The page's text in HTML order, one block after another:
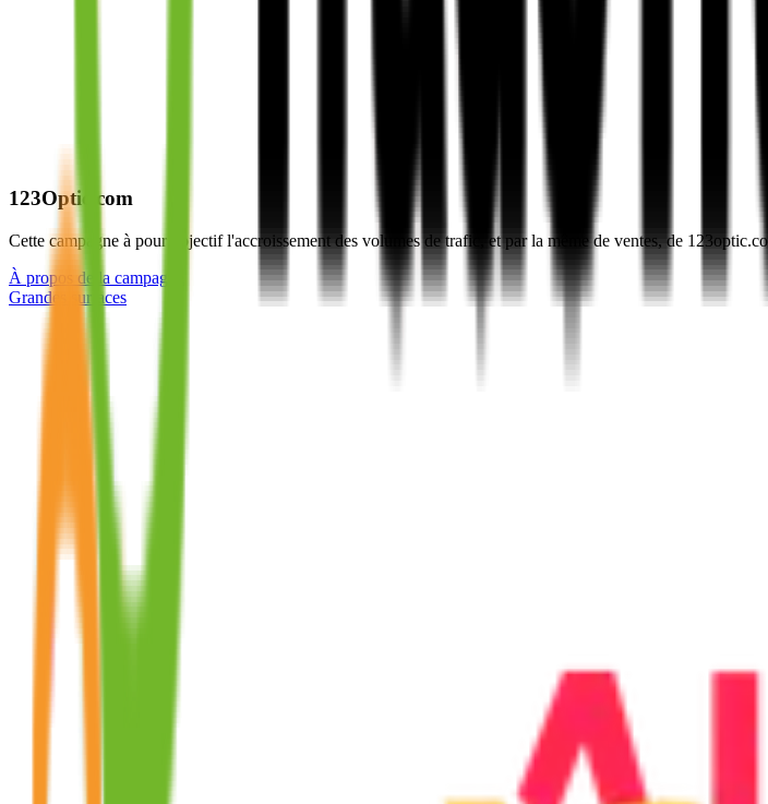
123Optic.com
Cette campagne à pour objectif l'accroissement des volumes de trafic, et par la même de ventes, de
À propos de la campagne
Grandes surfaces